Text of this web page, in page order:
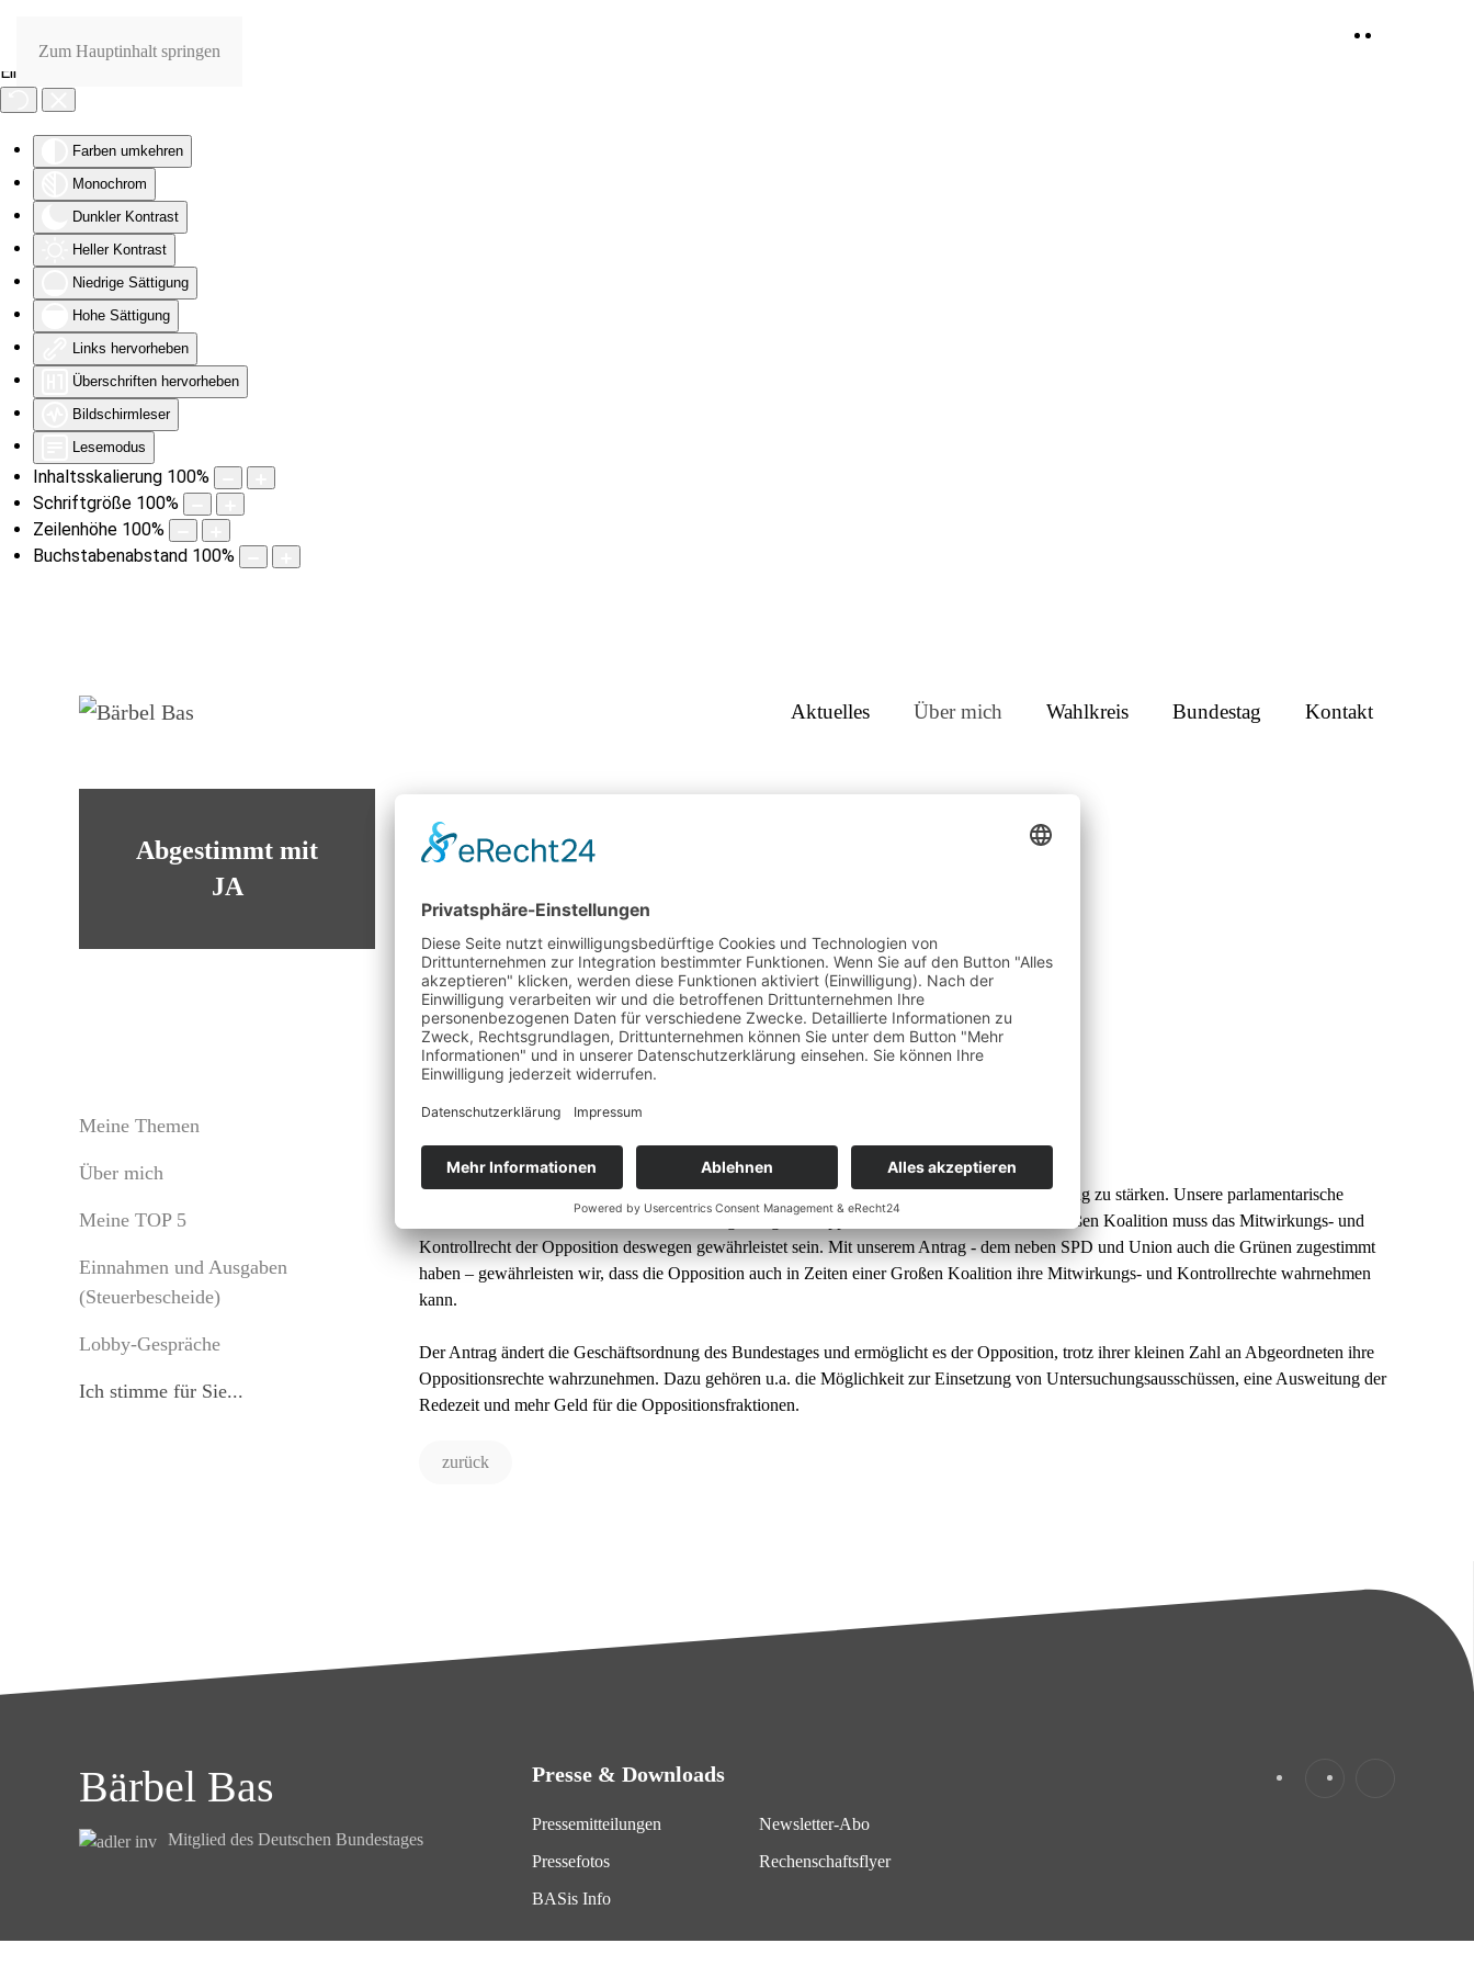
Eingabehilfen öffnen
Farben umkehren
Monochrom
Dunkler Kontrast
Heller Kontrast
Niedrige Sättigung
Hohe Sättigung
Links hervorheben
Überschriften hervorheben
Bildschirmleser
Lesemodus
Inhaltsskalierung 100%
Schriftgröße 100%
Zeilenhöhe 100%
Buchstabenabstand 100%
Zum Hauptinhalt springen
Aktuelles Über mich Wahlkreis Bundestag Kontakt
Abgestimmt mit
JA
Meine Themen
Über mich
Meine TOP 5
Einnahmen und Ausgaben
(Steuerbescheide)
Lobby-Gespräche
Ich stimme für Sie...
Minderheitenrechte im Bundestag
Ich habe für den Antrag von SPD und CDU/CSU gestimmt, die Oppositionsrechte im Bundestag zu stärken. Unsere parlamentarische
Demokratie lebt vom Wettstreit zwischen Regierung und Opposition. Auch in Zeiten einer Großen Koalition muss das Mitwirkungs- und
Kontrollrecht der Opposition deswegen gewährleistet sein. Mit unserem Antrag - dem neben SPD und Union auch die Grünen zugestimmt
haben – gewährleisten wir, dass die Opposition auch in Zeiten einer Großen Koalition ihre Mitwirkungs- und Kontrollrechte wahrnehmen
kann.
Der Antrag ändert die Geschäftsordnung des Bundestages und ermöglicht es der Opposition, trotz ihrer kleinen Zahl an Abgeordneten ihre
Oppositionsrechte wahrzunehmen. Dazu gehören u.a. die Möglichkeit zur Einsetzung von Untersuchungsausschüssen, eine Ausweitung der
Redezeit und mehr Geld für die Oppositionsfraktionen.
zurück
Bärbel Bas
Mitglied des Deutschen Bundestages
Presse & Downloads
Pressemitteilungen
Pressefotos
BASis Info
Newsletter-Abo
Rechenschaftsflyer